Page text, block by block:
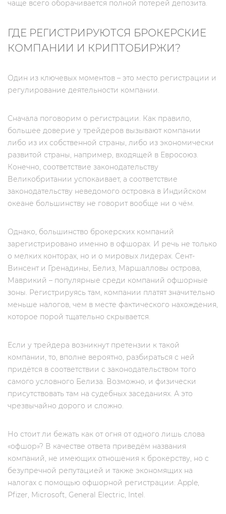
чаще всего оборачивается полной потерей депозита.
ГДЕ РЕГИСТРИРУЮТСЯ БРОКЕРСКИЕ
КОМПАНИИ И КРИПТОБИРЖИ?
Один из ключевых моментов – это место регистрации и
регулирование деятельности компании.
Сначала поговорим о регистрации. Как правило,
большее доверие у трейдеров вызывают компании
либо из их собственной страны, либо из экономически
развитой страны, например, входящей в Евросоюз.
Конечно, соответствие законодательству
Великобритании успокаивает, а соответствие
законодательству неведомого островка в Индийском
океане большинству не говорит вообще ни о чём.
Однако, большинство брокерских компаний
зарегистрировано именно в офшорах. И речь не только
о мелких конторах, но и о мировых лидерах. Сент-
Винсент и Гренадины, Белиз, Маршалловы острова,
Маврикий – популярные среди компаний офшорные
зоны. Регистрируясь там, компании платят значительно
меньше налогов, чем в месте фактического нахождения,
которое порой тщательно скрывается.
Если у трейдера возникнут претензии к такой
компании, то, вполне вероятно, разбираться с ней
придётся в соответствии с законодательством того
самого условного Белиза. Возможно, и физически
присутствовать там на судебных заседаниях. А это
чрезвычайно дорого и сложно.
Но стоит ли бежать как от огня от одного лишь слова
«офшор»? В качестве ответа приведём названия
компаний, не имеющих отношения к брокерству, но c
безупречной репутацией и также экономящих на
налогах с помощью офшорной регистрации: Apple,
Pfizer, Microsoft, General Electric, Intel.